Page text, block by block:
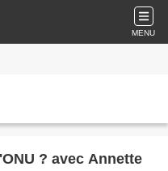
MENU
? avec Annette